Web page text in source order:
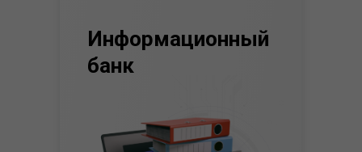
Информационный
банк